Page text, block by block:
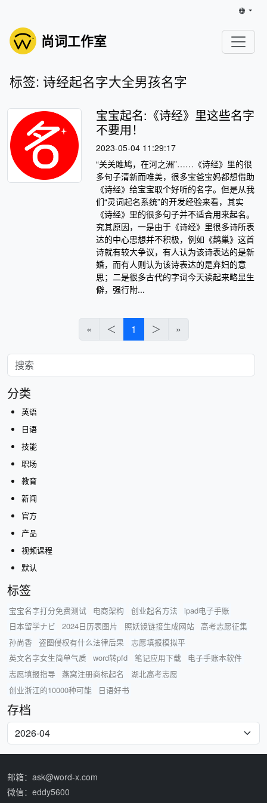
尚词工作室
标签: 诗经起名字大全男孩名字
宝宝起名:《诗经》里这些名字
不要用！
2023-05-04 11:29:17
“关关雎鸠，在河之洲”……《诗经》里的很
多句子清新而唯美，很多宝爸宝妈都想借助
《诗经》给宝宝取个好听的名字。但是从我
们“灵词起名系统”的开发经验来看，其实
《诗经》里的很多句子并不适合用来起名。
究其原因，一是由于《诗经》里很多诗所表
达的中心思想并不积极，例如《鹊巢》这首
诗就有较大争议，有人认为该诗表达的是新
婚，而有人则认为该诗表达的是弃妇的意
思；二是很多古代的字词今天读起来略显生
僻，强行附...
« ＜ 1 ＞ »
分类
英语
日语
技能
职场
教育
新闻
官方
产品
视频课程
默认
标签
宝宝名字打分免费测试 电商架构 创业起名方法
ipad电子手账
日本留学ナビ
2024日历表图片 照妖镜链接生成网站
高考志愿征集
孙尚香
盗图侵权有什么法律后果
志愿填报模拟平
英文名字女生简单气质
word转pfd 笔记应用下载
电子手账本软件
志愿填报指导
燕窝注册商标起名
湖北高考志愿
创业浙江的10000种可能
日语好书
存档
邮箱：ask@word-x.com
微信：eddy5600